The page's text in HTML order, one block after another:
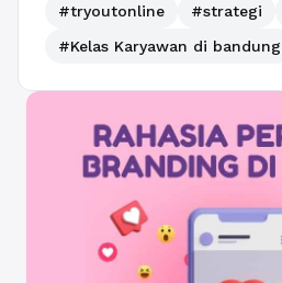
#tryoutonline
#strategi
#Kelas Karyawan di bandung